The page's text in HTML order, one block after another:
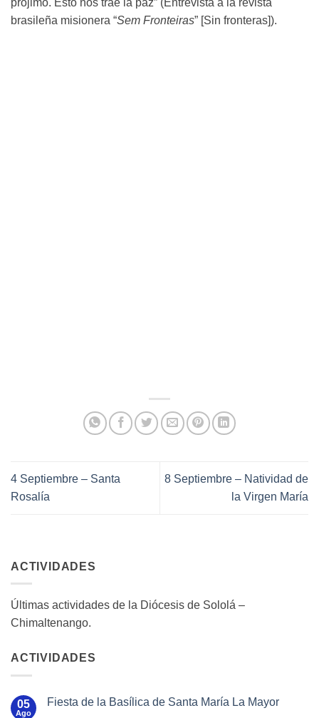
prójimo. Esto nos trae la paz” (Entrevista a la revista
brasileña misionera “Sem Fronteiras” [Sin fronteras]).
4 Septiembre – Santa
Rosalía
8 Septiembre – Natividad de
la Virgen María
ACTIVIDADES
Últimas actividades de la Diócesis de Sololá –
Chimaltenango.
ACTIVIDADES
05
Ago
Fiesta de la Basílica de Santa María La Mayor